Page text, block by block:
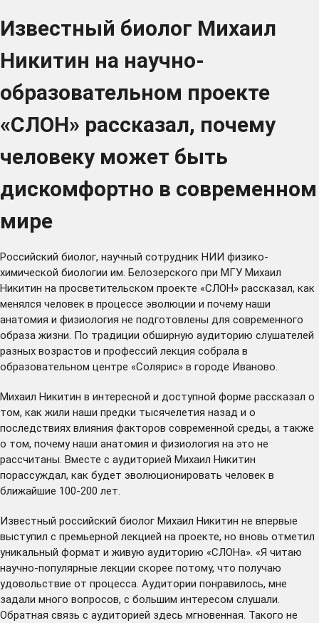
Известный биолог Михаил
Никитин на научно-
образовательном проекте
«СЛОН» рассказал, почему
человеку может быть
дискомфортно в современном
мире
Российский биолог, научный сотрудник НИИ физико-
химической биологии им. Белозерского при МГУ Михаил
Никитин на просветительском проекте «СЛОН» рассказал, как
менялся человек в процессе эволюции и почему наши
анатомия и физиология не подготовлены для современного
образа жизни. По традиции обширную аудиторию слушателей
разных возрастов и профессий лекция собрала в
образовательном центре «Солярис» в городе Иваново.
Михаил Никитин в интересной и доступной форме рассказал о
том, как жили наши предки тысячелетия назад и о
последствиях влияния факторов современной среды, а также
о том, почему наши анатомия и физиология на это не
рассчитаны. Вместе с аудиторией Михаил Никитин
порассуждал, как будет эволюционировать человек в
ближайшие 100-200 лет.
Известный российский биолог Михаил Никитин не впервые
выступил с премьерной лекцией на проекте, но вновь отметил
уникальный формат и живую аудиторию «СЛОНа». «Я читаю
научно-популярные лекции скорее потому, что получаю
удовольствие от процесса. Аудитории понравилось, мне
задали много вопросов, с большим интересом слушали.
Обратная связь с аудиторией здесь мгновенная. Такого не